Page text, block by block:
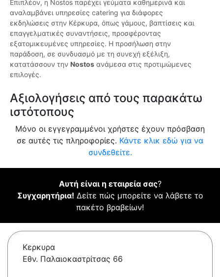
Επιπλέον, η Nostos παρέχει γεύματα καθημερινά και
αναλαμβάνει υπηρεσίες catering για διάφορες
εκδηλώσεις στην Κέρκυρα, όπως γάμους, βαπτίσεις και
επαγγελματικές συναντήσεις, προσφέροντας
εξατομικευμένες υπηρεσίες. Η προσήλωση στην
παράδοση, σε συνδυασμό με τη συνεχή εξέλιξη,
κατατάσσουν την Nostos ανάμεσα στις προτιμώμενες
επιλογές.
Αξιολογήσεις από τους παρακάτω
ιστότοπους
Μόνο οι εγγεγραμμένοι χρήστες έχουν πρόσβαση
σε αυτές τις πληροφορίες. Κάντε κλικ εδώ για να
συνδεθείτε.
Αυτή είναι η εταιρεία σας?
Συγχαρητήρια! Δείτε πώς μπορείτε να λάβετε το
πακέτο βραβείων!
Κερκυρα
Εθν. Παλαιοκαστρίτσας 66